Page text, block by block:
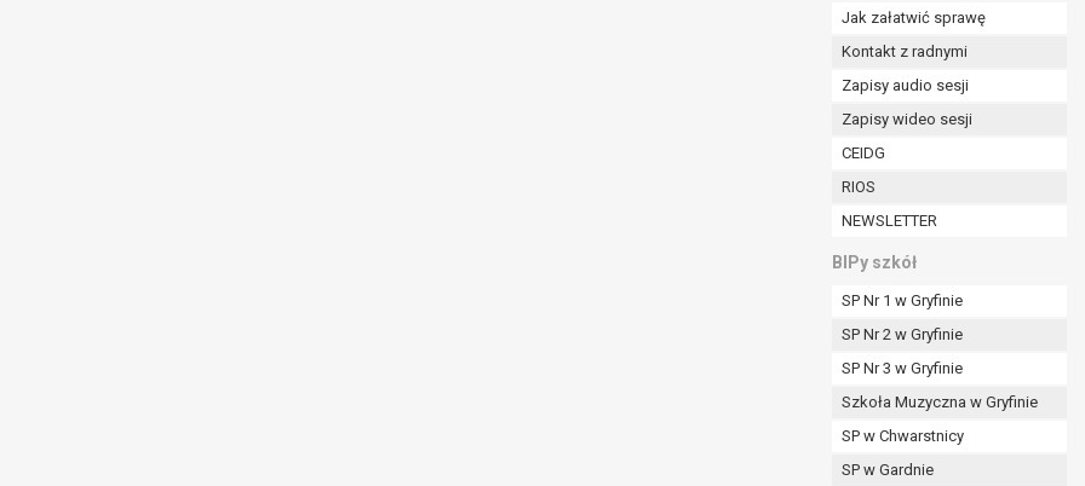
Jak załatwić sprawę
Kontakt z radnymi
Zapisy audio sesji
Zapisy wideo sesji
CEIDG
RIOS
NEWSLETTER
BIPy szkół
SP Nr 1 w Gryfinie
SP Nr 2 w Gryfinie
SP Nr 3 w Gryfinie
Szkoła Muzyczna w Gryfinie
SP w Chwarstnicy
SP w Gardnie
są wyłącznie na podstawie wcześniej udzielonej zgody w zakresie i celu określonym w treści zgody.
w pkt. 3, dane osobowe mogą być udostępniane innym upoważnionym odbiorcom lub kategoriom odbiorców danych
niezbędny do realizacji celu dla jakiego zostały zebrane oraz zgodnie z terminami archiwizacji określonymi przez
zgody osoby, której dane dotyczą przetwarzanie odbywa się do czasu wycofania tej zgody.
zawarcia i realizacji umowy przetwarzanie odbywa się przez okres niezbędny do realizacji zawartej umowy, a po tym
dla zabezpieczenia ewentualnych roszczeń, a w przypadku wyrażenia zgody na przetwarzanie danych po zakończeniu i
od momentu pozyskania przechowywane są przez okres wynikający z umowy o dofinansowanie zawartej między
i konieczności zachowania dokumentacji projektu do celów kontrolnych.
osobowych przysługuje Pani/Panu:
ich kopii na podstawie art. 15 RODO;
art. 16 RODO,